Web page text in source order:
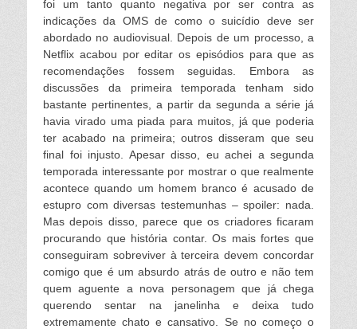
foi um tanto quanto negativa por ser contra as
indicações da OMS de como o suicídio deve ser
abordado no audiovisual. Depois de um processo, a
Netflix acabou por editar os episódios para que as
recomendações fossem seguidas. Embora as
discussões da primeira temporada tenham sido
bastante pertinentes, a partir da segunda a série já
havia virado uma piada para muitos, já que poderia
ter acabado na primeira; outros disseram que seu
final foi injusto. Apesar disso, eu achei a segunda
temporada interessante por mostrar o que realmente
acontece quando um homem branco é acusado de
estupro com diversas testemunhas – spoiler: nada.
Mas depois disso, parece que os criadores ficaram
procurando que história contar. Os mais fortes que
conseguiram sobreviver à terceira devem concordar
comigo que é um absurdo atrás de outro e não tem
quem aguente a nova personagem que já chega
querendo sentar na janelinha e deixa tudo
extremamente chato e cansativo. Se no começo o